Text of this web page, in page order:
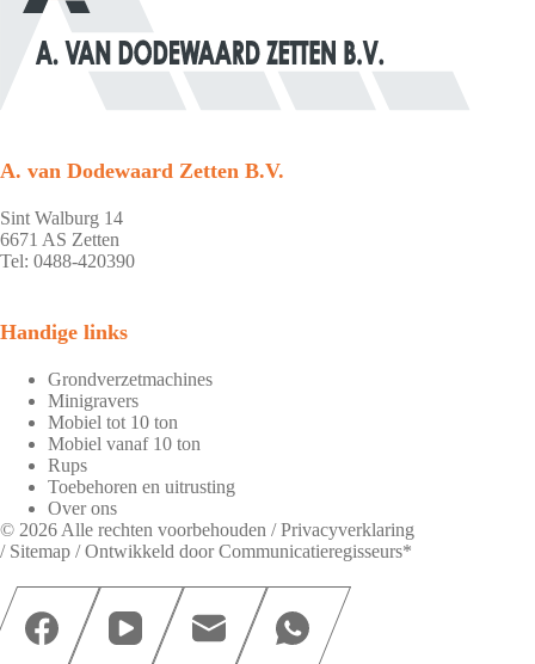
A. van Dodewaard Zetten B.V.
Sint Walburg 14
6671 AS Zetten
Tel: 0488-420390
Handige links
Grondverzetmachines
Minigravers
Mobiel tot 10 ton
Mobiel vanaf 10 ton
Rups
Toebehoren en uitrusting
Over ons
© 2026 Alle rechten voorbehouden /Privacyverklaring
/ Sitemap / Ontwikkeld doorCommunicatieregisseurs*